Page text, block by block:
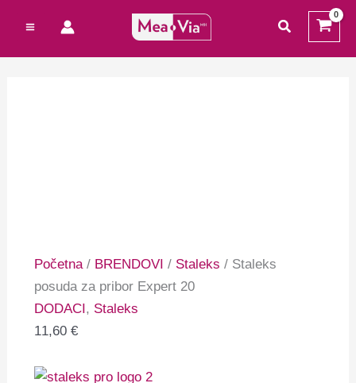
sadržaj
traži
Početna/ BRENDOVI / Staleks / Staleks
posuda za pribor Expert 20
DODACI, Staleks
11,60€
posuda
za
Total: